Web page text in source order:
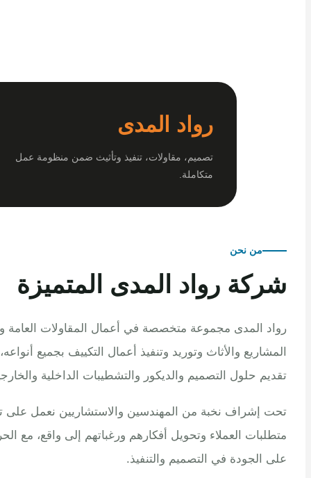
رواد المدى
تصميم، مقاولات، تنفيذ وتأثيث ضمن منظومة عمل
من نحن
رواد المدى المتميزة
المدى مجموعة متخصصة في أعمال المقاولات العامة وتنفيذ
والأثاث وتوريد وتنفيذ أعمال التكييف بجميع أنواعه، مع
حلول التصميم والديكور والتشطيبات الداخلية والخارجية.
إشراف نخبة من المهندسين والاستشاريين نعمل على تلبية
العملاء وتحويل أفكارهم ورغباتهم إلى واقع، مع الحرص
في التصميم والتنفيذ.